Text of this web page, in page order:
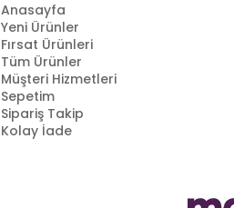
Anasayfa
Yeni Ürünler
Fırsat Ürünleri
Tüm Ürünler
Müşteri Hizmetleri
Sepetim
Sipariş Takip
Kolay İade